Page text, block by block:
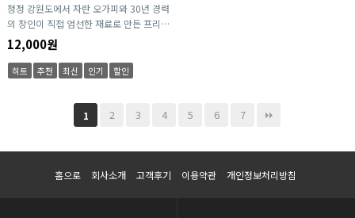
청정 강원도에서 자란 오가피와 30년 경력
의 장인이 직접 엄선한 재료로 만든 프리미
엄 육수입니다. 인공조미료 없이 깊고 담백
한 맛을 내며, 탕·국물요리·전골 등 어디
에나 활용 가능한 만능 베이스입니다.
자연 그대로의 오가피 육수입니다.
12,000원
히트 추천 최신 인기 할인
1 2 3 4 5 6 7
홈으로 회사소개 고객후기 이용약관 개인정보처리방침